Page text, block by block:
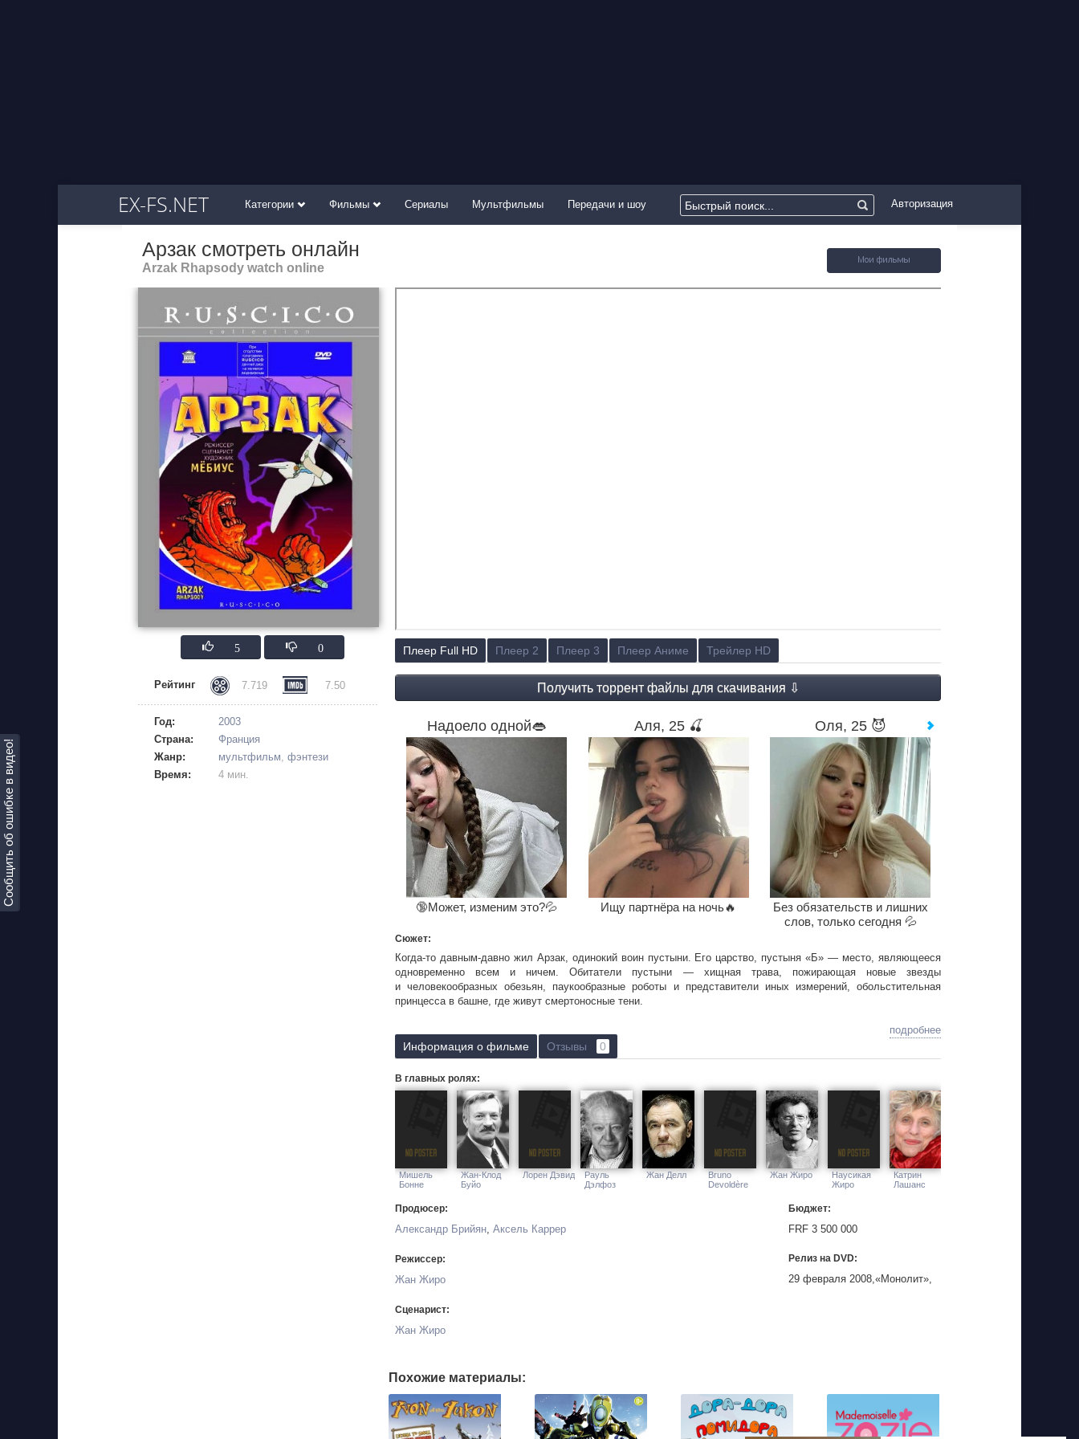
EX-FS.NET Категории Фильмы Сериалы Мультфильмы Передачи и шоу Авторизация
Сообщить об ошибке в видео!
Арзак смотреть онлайн
Arzak Rhapsody watch online
5 0
Рейтинг 7.719 7.50
Год:
2003
Страна:
Франция
Жанр:
мультфильм, фэнтези
Время:
4 мин.
Плеер Full HD Плеер 2 Плеер 3 Плеер Аниме Трейлер HD
Надоело одной👄
🔞Может, изменим это?💦
Аля, 25 🍒
Ищу партнёра на ночь🔥
Оля, 25 😈
Без обязательств и лишних
слов, только сегодня 💦
Сюжет:
Когда-то давным-давно жил Арзак, одинокий воин пустыни. Его царство, пустыня «Б» — место, являющееся
одновременно всем и ничем. Обитатели пустыни — хищная трава, пожирающая новые звезды
и человекообразных обезьян, паукообразные роботы и представители иных измерений, обольстительная
принцесса в башне, где живут смертоносные тени.
На огромном белом Птероиде летал Арзак над бескрайним пространством, охраняя его совершенную тишину
и пустоту, восстанавливая волшебный порядок. Опасность подстерегала бесстрашного воина на каждом шагу,
смерть таилась за каждым камнем, каждой песчинкой...
подробнее
Информация о фильме Отзывы 0
В главных ролях:
Мишель
Бонне
Жан-Клод
Буйо
Лорен Дэвид
Рауль
Дэлфоз
Жан Делл
Bruno
Devoldère
Жан Жиро
Наусикая
Жиро
Катрин
Лашанс
Продюсер:
Александр Брийян, Аксель Каррер
Режиссер:
Жан Жиро
Сценарист:
Жан Жиро
Бюджет:
FRF 3 500 000
Релиз на DVD:
29 февраля 2008,«Монолит»,
Похожие материалы: